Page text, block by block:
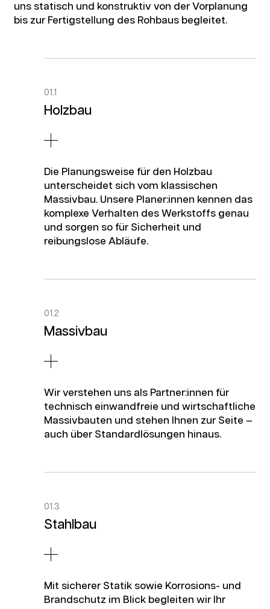
uns statisch und konstruktiv von der Vorplanung
bis zur Fertigstellung des Rohbaus begleitet.
01.1
Holzbau
Die Planungsweise für den Holzbau
unterscheidet sich vom klassischen
Massivbau. Unsere Planer:innen kennen das
komplexe Verhalten des Werkstoffs genau
und sorgen so für Sicherheit und
reibungslose Abläufe.
01.2
Massivbau
Wir verstehen uns als Partner:innen für
technisch einwandfreie und wirtschaftliche
Massivbauten und stehen Ihnen zur Seite –
auch über Standardlösungen hinaus.
01.3
Stahlbau
Mit sicherer Statik sowie Korrosions- und
Brandschutz im Blick begleiten wir Ihr